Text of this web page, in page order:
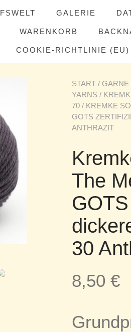
GALERIE
WARENKORB
COOKIE-RICHTLINIE (EU)
START / GARNE
YARNS /
70 / KREMKE
GOTS
ANTHRAZIT
The
30
8,50 €